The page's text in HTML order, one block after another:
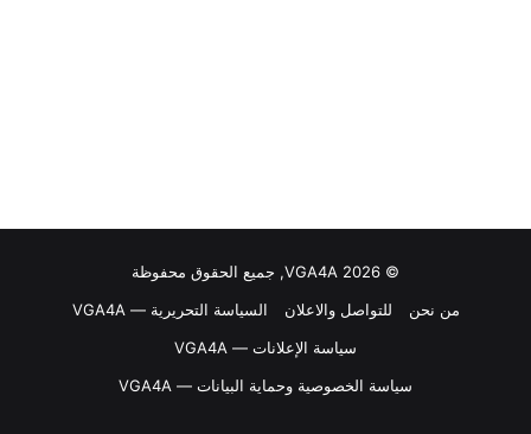
© VGA4A 2026, جميع الحقوق محفوظة
من نحن
للتواصل والاعلان
السياسة التحريرية — VGA4A
سياسة الإعلانات — VGA4A
سياسة الخصوصية وحماية البيانات — VGA4A